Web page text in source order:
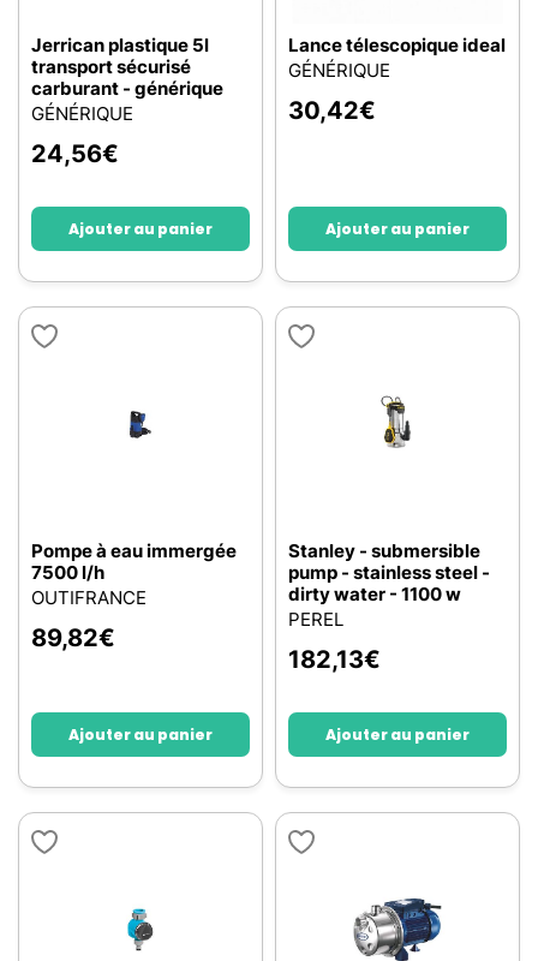
Jerrican plastique 5l
transport sécurisé
carburant - générique
GÉNÉRIQUE
24,56€
Ajouter au panier
Lance télescopique ideal
GÉNÉRIQUE
30,42€
Ajouter au panier
Pompe à eau immergée
7500 l/h
OUTIFRANCE
89,82€
Ajouter au panier
Stanley - submersible
pump - stainless steel -
dirty water - 1100 w
PEREL
182,13€
Ajouter au panier